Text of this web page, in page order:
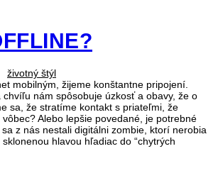
životný štýl
mobilným, žijeme konštantne pripojení.
nám spôsobuje úzkosť a obavy, že o
sa, že stratíme kontakt s priateľmi, že
Alebo lepšie povedané, je potrebné
z nás nestali digitálni zombie, ktorí nerobia
hlavou hľadiac do “chytrých